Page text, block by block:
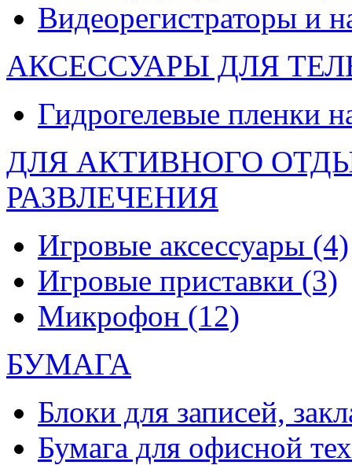
Видеорегистраторы и
АКСЕССУАРЫ ДЛЯ
Гидрогелевые пленки
ДЛЯ АКТИВНОГО
РАЗВЛЕЧЕНИЯ
Игровые аксессуары (4)
Игровые приставки (3)
Микрофон (12)
БУМАГА
Блоки для записей,
Бумага для офисной